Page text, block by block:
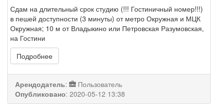
Сдам на длительный срок студию (!!! Гостиничный номер!!!)
в пешей доступности (3 минуты) от метро Окружная и МЦК
Окружная; 10 м от Владыкино или Петровская Разумовская,
на Гостини
Подробнее
Арендодатель:
Пользователь
Опубликовано: 2020-05-12 13:38